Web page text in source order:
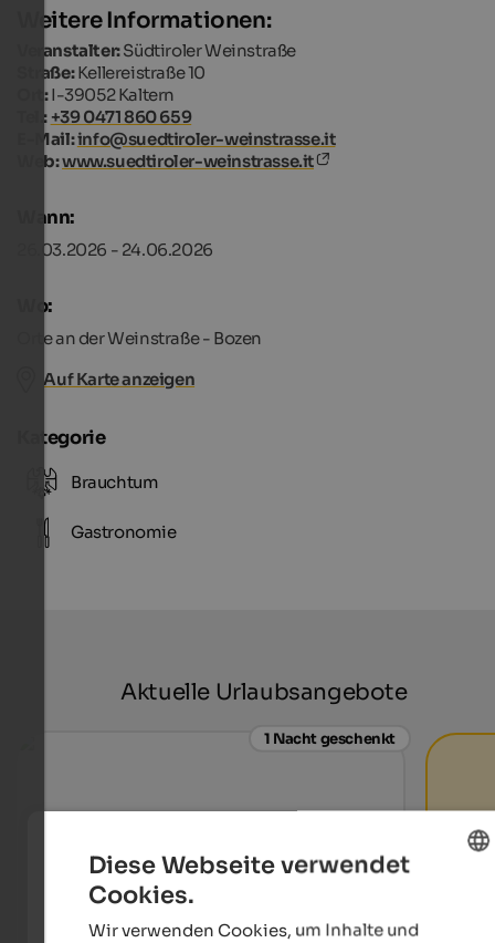
Weitere Informationen:
Veranstalter:Südtiroler Weinstraße
Straße:Kellereistraße 10
Ort:I-39052 Kaltern
Tel.: +39 0471 860 659
E-Mail:info@suedtiroler-weinstrasse.it
Web:www.suedtiroler-weinstrasse.it
Wann:
26.03.2026 - 24.06.2026
Wo:
Orte an der Weinstraße - Bozen
Auf Karte anzeigen
Kategorie
Brauchtum
Gastronomie
Aktuelle Urlaubsangebote
1 Nacht geschenkt
GERMAN
Diese Webseite verwendet
Cookies.
Wir verwenden Cookies, um Inhalte und